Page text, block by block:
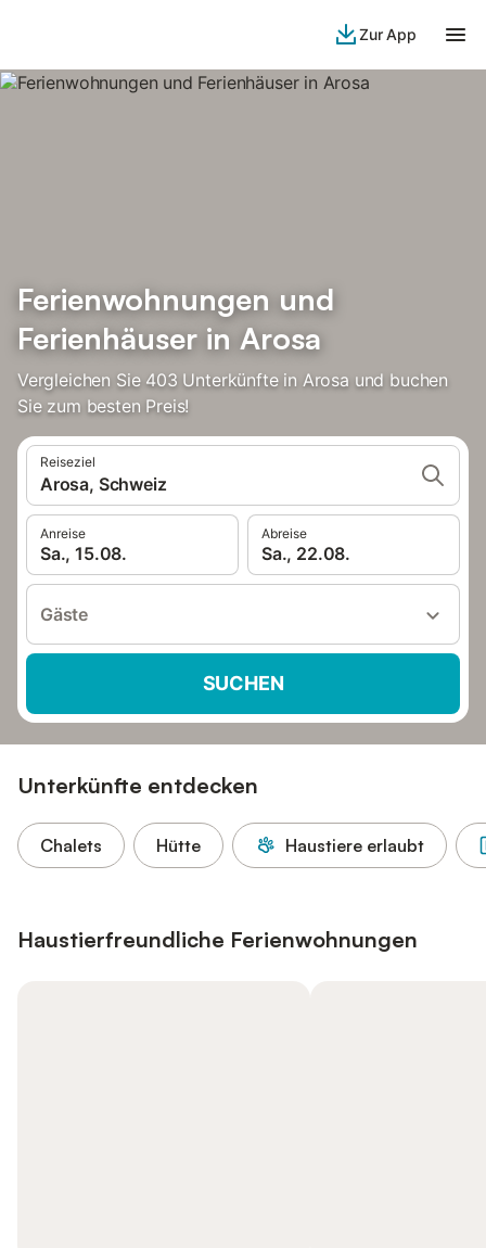
Zur App
Ferienwohnungen und
Ferienhäuser in Arosa
Vergleichen Sie 403 Unterkünfte in Arosa und buchen
Sie zum besten Preis!
Reiseziel
Arosa, Schweiz
Anreise
Sa., 15.08.
Abreise
Sa., 22.08.
Gäste
SUCHEN
Unterkünfte entdecken
Chalets Hütte Haustiere erlaubt
Haustierfreundliche Ferienwohnungen